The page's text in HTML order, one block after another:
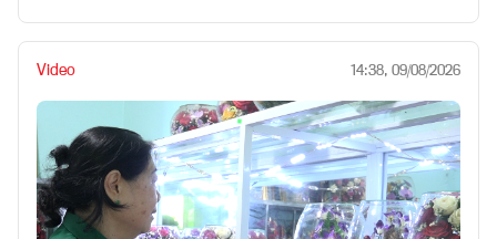
Video 14:38, 09/08/2026